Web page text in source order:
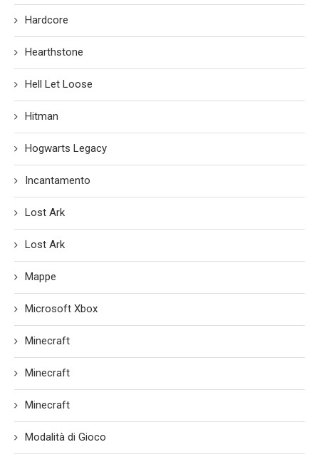
Hardcore
Hearthstone
Hell Let Loose
Hitman
Hogwarts Legacy
Incantamento
Lost Ark
Lost Ark
Mappe
Microsoft Xbox
Minecraft
Minecraft
Minecraft
Modalità di Gioco